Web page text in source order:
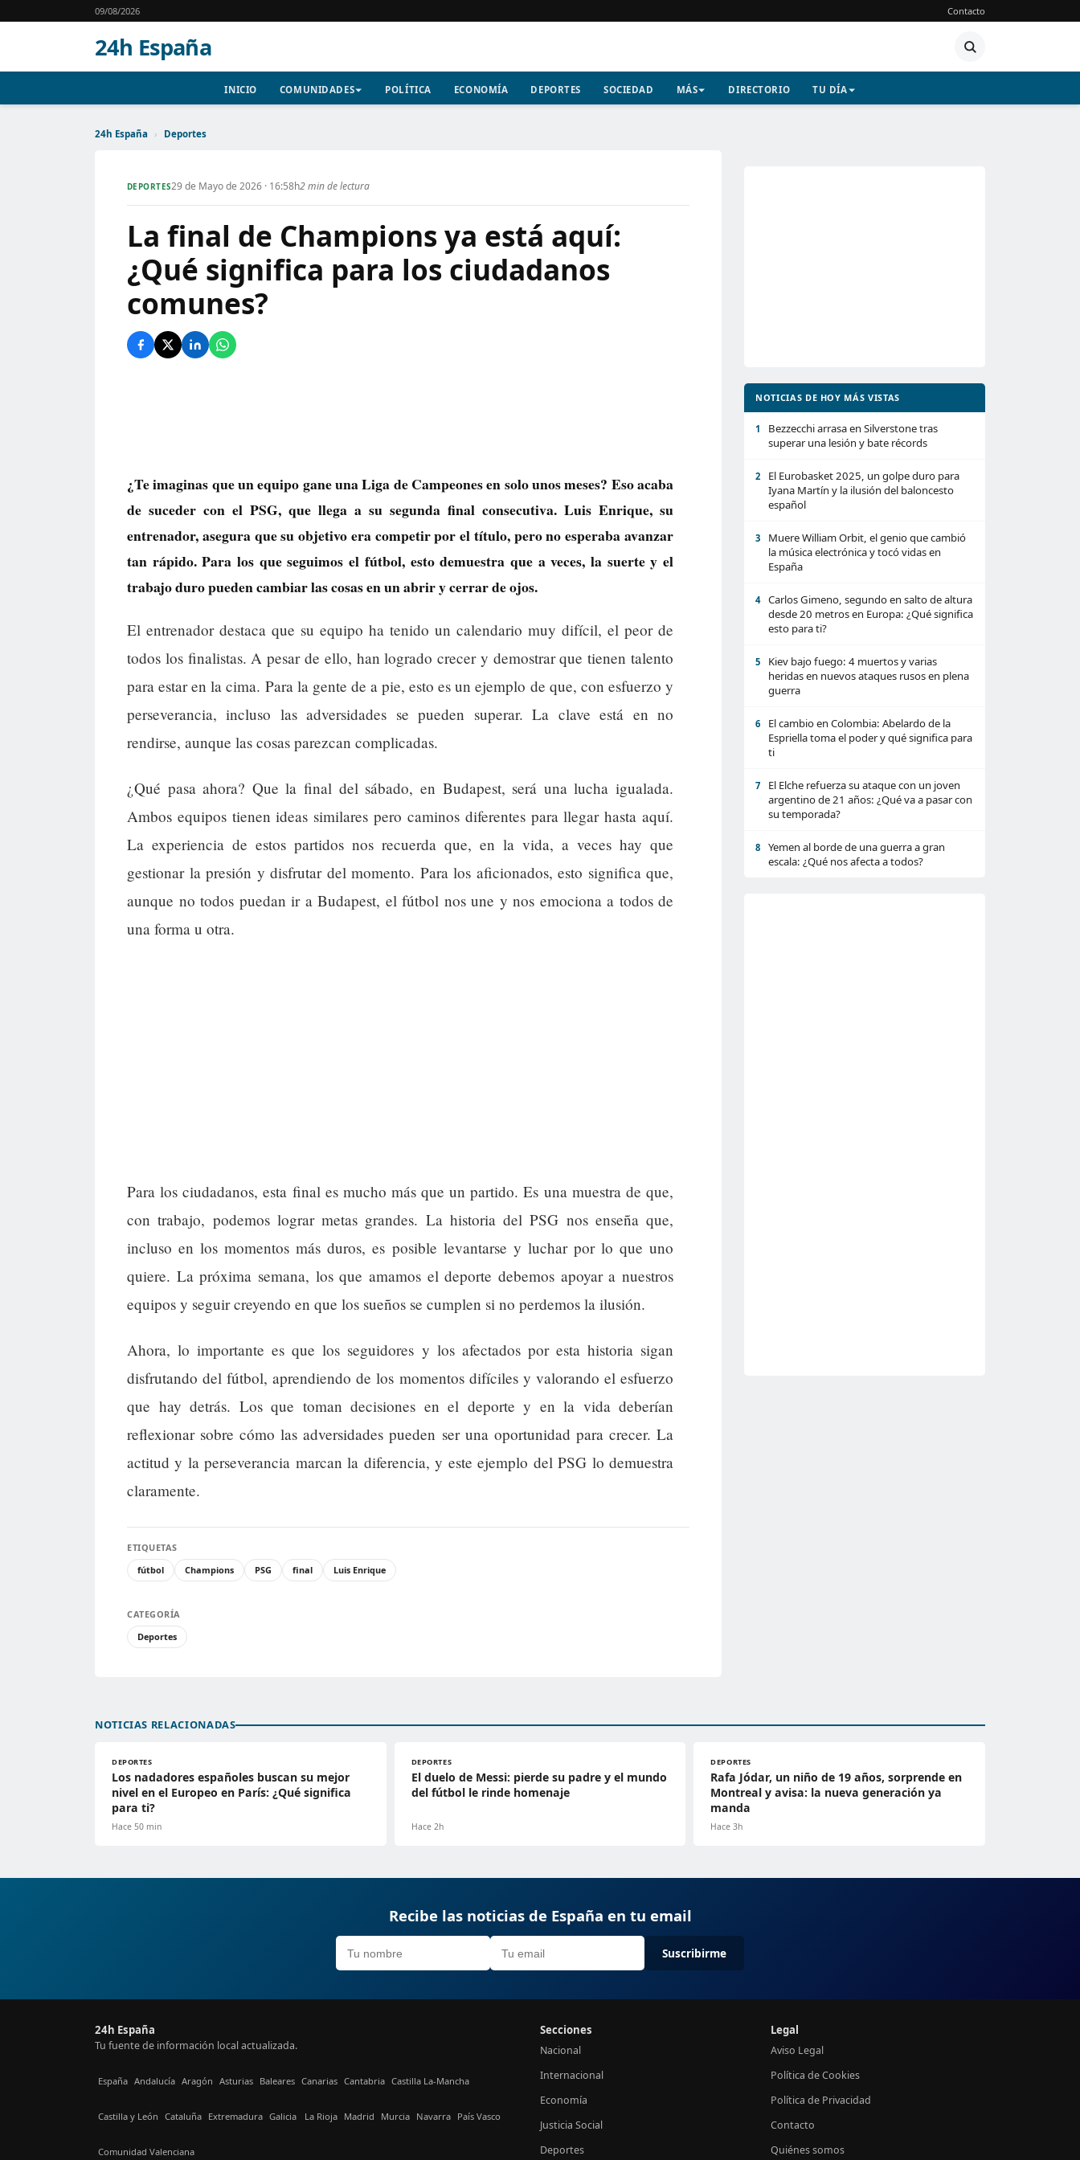
09/08/2026 Contacto
24h España
INICIO COMUNIDADES POLÍTICA ECONOMÍA DEPORTES SOCIEDAD MÁS DIRECTORIO TU DÍA
24h España › Deportes
DEPORTES29 de Mayo de 2026 · 16:58h2 min de lectura
La final de Champions ya está aquí:
¿Qué significa para los ciudadanos
comunes?
¿Te imaginas que un equipo gane una Liga de Campeones en solo unos meses? Eso acaba
de suceder con el PSG, que llega a su segunda final consecutiva. Luis Enrique, su
entrenador, asegura que su objetivo era competir por el título, pero no esperaba avanzar
tan rápido. Para los que seguimos el fútbol, esto demuestra que a veces, la suerte y el
trabajo duro pueden cambiar las cosas en un abrir y cerrar de ojos.
El entrenador destaca que su equipo ha tenido un calendario muy difícil, el peor de
todos los finalistas. A pesar de ello, han logrado crecer y demostrar que tienen talento
para estar en la cima. Para la gente de a pie, esto es un ejemplo de que, con esfuerzo y
perseverancia, incluso las adversidades se pueden superar. La clave está en no
rendirse, aunque las cosas parezcan complicadas.
¿Qué pasa ahora? Que la final del sábado, en Budapest, será una lucha igualada.
Ambos equipos tienen ideas similares pero caminos diferentes para llegar hasta aquí.
La experiencia de estos partidos nos recuerda que, en la vida, a veces hay que
gestionar la presión y disfrutar del momento. Para los aficionados, esto significa que,
aunque no todos puedan ir a Budapest, el fútbol nos une y nos emociona a todos de
una forma u otra.
Para los ciudadanos, esta final es mucho más que un partido. Es una muestra de que,
con trabajo, podemos lograr metas grandes. La historia del PSG nos enseña que,
incluso en los momentos más duros, es posible levantarse y luchar por lo que uno
quiere. La próxima semana, los que amamos el deporte debemos apoyar a nuestros
equipos y seguir creyendo en que los sueños se cumplen si no perdemos la ilusión.
Ahora, lo importante es que los seguidores y los afectados por esta historia sigan
disfrutando del fútbol, aprendiendo de los momentos difíciles y valorando el esfuerzo
que hay detrás. Los que toman decisiones en el deporte y en la vida deberían
reflexionar sobre cómo las adversidades pueden ser una oportunidad para crecer. La
actitud y la perseverancia marcan la diferencia, y este ejemplo del PSG lo demuestra
claramente.
ETIQUETAS
fútbol
Champions PSG final Luis Enrique
CATEGORÍA
Deportes
NOTICIAS DE HOY MÁS VISTAS
1
Bezzecchi arrasa en Silverstone tras
superar una lesión y bate récords
2
El Eurobasket 2025, un golpe duro para
Iyana Martín y la ilusión del baloncesto
español
3
Muere William Orbit, el genio que cambió
la música electrónica y tocó vidas en
España
4
Carlos Gimeno, segundo en salto de altura
desde 20 metros en Europa: ¿Qué significa
esto para ti?
5
Kiev bajo fuego: 4 muertos y varias
heridas en nuevos ataques rusos en plena
guerra
6
El cambio en Colombia: Abelardo de la
Espriella toma el poder y qué significa para
ti
7
El Elche refuerza su ataque con un joven
argentino de 21 años: ¿Qué va a pasar con
su temporada?
8
Yemen al borde de una guerra a gran
escala: ¿Qué nos afecta a todos?
NOTICIAS RELACIONADAS
DEPORTES
Los nadadores españoles buscan su mejor
nivel en el Europeo en París: ¿Qué significa
para ti?
Hace 50 min
DEPORTES
El duelo de Messi: pierde su padre y el mundo
del fútbol le rinde homenaje
Hace 2h
DEPORTES
Rafa Jódar, un niño de 19 años, sorprende en
Montreal y avisa: la nueva generación ya
manda
Hace 3h
Recibe las noticias de España en tu email
Suscribirme
24h España
Tu fuente de información local actualizada.
España Andalucía Aragón Asturias Baleares Canarias Cantabria Castilla La-Mancha
Castilla y León Cataluña Extremadura Galicia La Rioja Madrid Murcia Navarra País Vasco
Comunidad Valenciana
Secciones
Nacional
Internacional
Economía
Justicia Social
Deportes
Legal
Aviso Legal
Política de Cookies
Política de Privacidad
Contacto
Quiénes somos